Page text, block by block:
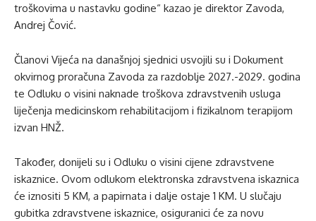
troškovima u nastavku godine“ kazao je direktor Zavoda,
Andrej Čović.
Članovi Vijeća na današnjoj sjednici usvojili su i Dokument
okvirnog proračuna Zavoda za razdoblje 2027.-2029. godina
te Odluku o visini naknade troškova zdravstvenih usluga
liječenja medicinskom rehabilitacijom i fizikalnom terapijom
izvan HNŽ.
Također, donijeli su i Odluku o visini cijene zdravstvene
iskaznice. Ovom odlukom elektronska zdravstvena iskaznica
će iznositi 5 KM, a papirnata i dalje ostaje 1 KM. U slučaju
gubitka zdravstvene iskaznice, osiguranici će za novu